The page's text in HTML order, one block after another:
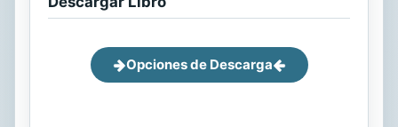
Opciones de Descarga